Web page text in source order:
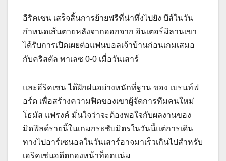
อีริคเซน เสร็จสิ้นการย้ายฟรีที่น่าทึ่งไปยัง บีส์ในวัน
กำหนดเส้นตายหลังจากออกจาก อินเตอร์มิลานเขา
ได้รับการเปิดเผยต่อแฟนบอลเจ้าบ้านก่อนเกมเสมอ
กับคริสตัล พาเลซ 0-0 เมื่อวันเสาร์
และอีริคเซน ได้ฝึกฝนอย่างหนักที่ฐาน ของ เบรนท์ฟ
อร์ด เพื่อสร้างความฟิตของเขาผู้จัดการทีมคนใหม่
โธมัส แฟรงค์ มั่นใจว่าจะต้องพอใจกับผลงานของ
มิดฟิลด์รายนี้ในเกมกระชับมิตรในวันนี้แต่การเดิน
ทางไปอาร์เซนอลในวันเสาร์อาจมาเร็วเกินไปสำหรับ
เอริคเซ่นอดีตกองหน้าท็อตแน่ม